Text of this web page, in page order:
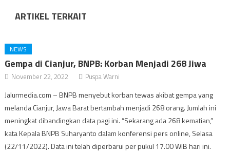
ARTIKEL TERKAIT
NEWS
Gempa di Cianjur, BNPB: Korban Menjadi 268 Jiwa
November 22, 2022 Puspa Warni
Jalurmedia.com – BNPB menyebut korban tewas akibat gempa yang
melanda Cianjur, Jawa Barat bertambah menjadi 268 orang. Jumlah ini
meningkat dibandingkan data pagi ini. “Sekarang ada 268 kematian,”
kata Kepala BNPB Suharyanto dalam konferensi pers online, Selasa
(22/11/2022). Data ini telah diperbarui per pukul 17.00 WIB hari ini.